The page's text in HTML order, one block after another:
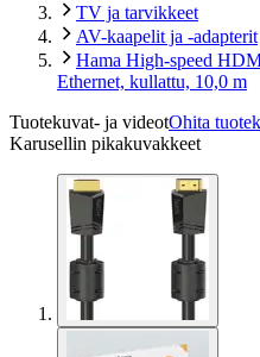
TV ja tarvikkeet
AV-kaapelit ja -adapterit
Hama High-speed
Ethernet, kullattu, 10,0 m
Tuotekuvat- ja videotOhita
Karusellin pikakuvakkeet